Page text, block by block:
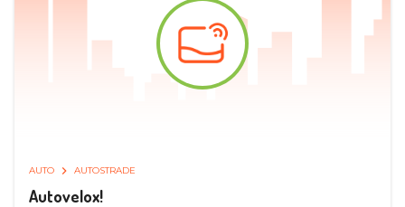
AUTO AUTOSTRADE
Autovelox!